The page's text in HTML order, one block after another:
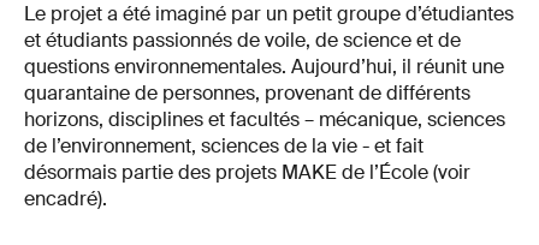
Le projet a été imaginé par un petit groupe d’étudiantes
et étudiants passionnés de voile, de science et de
questions environnementales. Aujourd’hui, il réunit une
quarantaine de personnes, provenant de différents
horizons, disciplines et facultés – mécanique, sciences
de l’environnement, sciences de la vie - et fait
désormais partie des projets MAKE de l’École (voir
encadré).